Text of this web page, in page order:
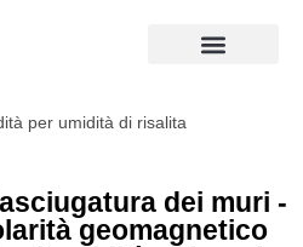
per umidità di risalita
dei muri -
geomagnetico